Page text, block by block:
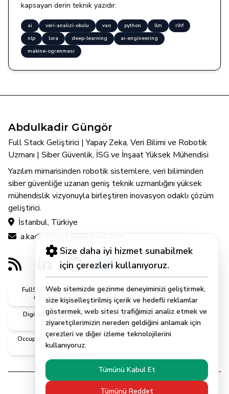
Size daha iyi hizmet sunabilmek
için çerezleri kullanıyoruz.
Web sitemizde gezinme deneyiminizi geliştirmek,
size kişiselleştirilmiş içerik ve hedefli reklamlar
göstermek, web sitesi trafiğimizi analiz etmek ve
ziyaretçilerimizin nereden geldiğini anlamak için
çerezleri ve diğer izleme teknolojilerini
kullanıyoruz.
Tümünü Kabul Et
Tümünü Reddet
kapsayan derin teknik yazıdır.
ai veri-analizi-okulu vao python llm
rlhf
nlp
lora deep-learning
ai-engineering
makine-ogrenmesi
Abdulkadir Güngör
Full Stack Geliştirici | Yapay Zeka, Veri Bilimi ve Robotik
Uzmanı | Siber Güvenlik, İSG ve İnşaat Yüksek Mühendisi
Yazılım mimarisinden robotik sistemlere, veri biliminden
siber güvenliğe uzanan geniş teknik uzmanlığını yüksek
mühendislik vizyonuyla birleştiren inovasyon odaklı çözüm
geliştirici.
İstanbul, Türkiye
a.kadir.gungor.86@gmail.com
FullStack, Software &
Cybersecurity
AI, DataScience &
Robotics
DigitalEngineering &
Systems
CivilEngineering &
MScEngineer
OccupationalHealth, ISG
& Safety